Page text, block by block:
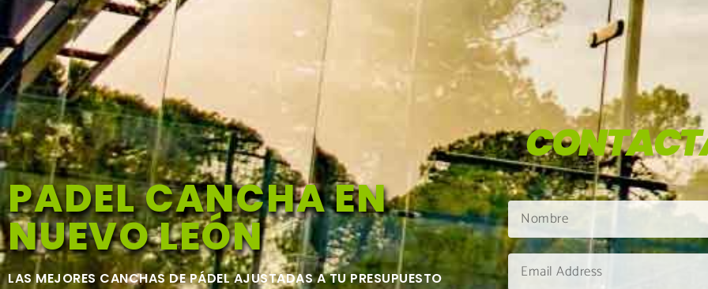
PADEL CANCHA EN
NUEVO LEÓN
LAS MEJORES CANCHAS DE PÁDEL AJUSTADAS A TU PRESUPUESTO